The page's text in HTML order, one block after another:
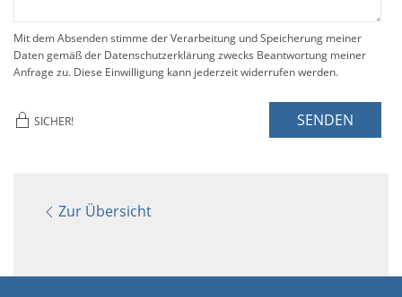
Mit dem Absenden stimme der Verarbeitung und Speicherung meiner
Daten gemäß der Datenschutzerklärung zwecks Beantwortung meiner
Anfrage zu. Diese Einwilligung kann jederzeit widerrufen werden.
SICHER! SENDEN
Zur Übersicht